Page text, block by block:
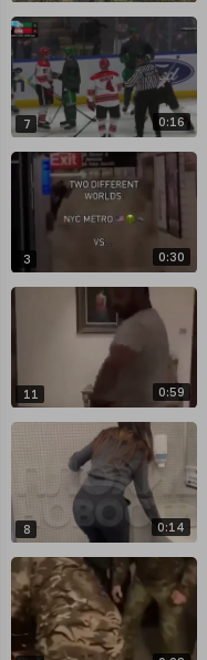
7 0:16
3 0:30
11 0:59
8 0:14